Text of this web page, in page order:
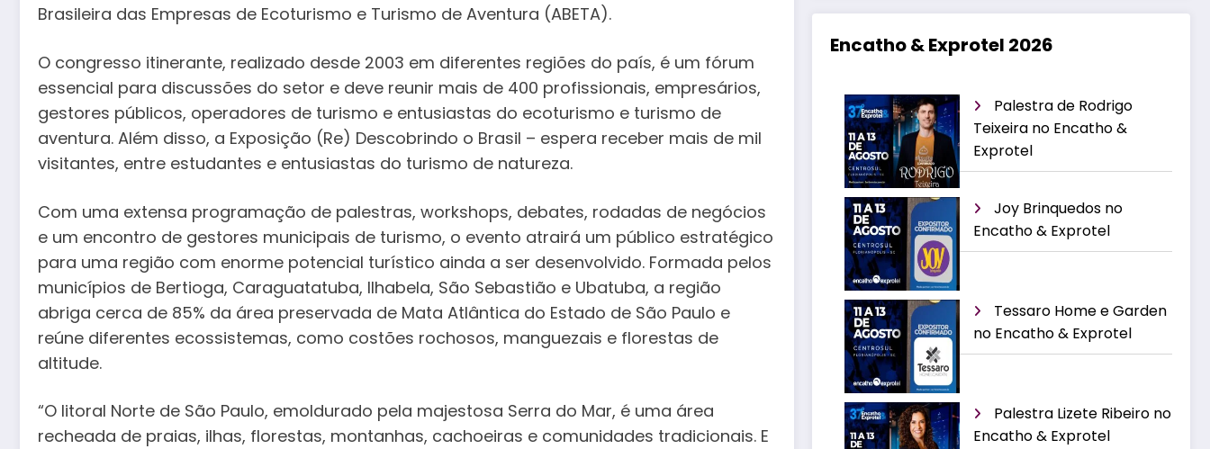
Brasileira das Empresas de Ecoturismo e Turismo de Aventura (ABETA).
O congresso itinerante, realizado desde 2003 em diferentes regiões do país, é um fórum
essencial para discussões do setor e deve reunir mais de 400 profissionais, empresários,
gestores públicos, operadores de turismo e entusiastas do ecoturismo e turismo de
aventura. Além disso, a Exposição (Re) Descobrindo o Brasil – espera receber mais de mil
visitantes, entre estudantes e entusiastas do turismo de natureza.
Com uma extensa programação de palestras, workshops, debates, rodadas de negócios
e um encontro de gestores municipais de turismo, o evento atrairá um público estratégico
para uma região com enorme potencial turístico ainda a ser desenvolvido. Formada pelos
municípios de Bertioga, Caraguatatuba, Ilhabela, São Sebastião e Ubatuba, a região
abriga cerca de 85% da área preservada de Mata Atlântica do Estado de São Paulo e
reúne diferentes ecossistemas, como costões rochosos, manguezais e florestas de
altitude.
“O litoral Norte de São Paulo, emoldurado pela majestosa Serra do Mar, é uma área
recheada de praias, ilhas, florestas, montanhas, cachoeiras e comunidades tradicionais. E
Encatho & Exprotel 2026
Palestra de Rodrigo
Teixeira no Encatho &
Exprotel
Joy Brinquedos no
Encatho & Exprotel
Tessaro Home e Garden
no Encatho & Exprotel
Palestra Lizete Ribeiro no
Encatho & Exprotel